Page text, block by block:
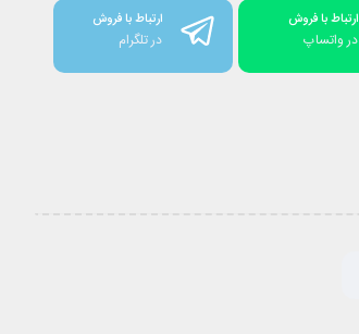
ارتباط با فروش
در واتساپ
ارتباط با فروش
در تلگرام